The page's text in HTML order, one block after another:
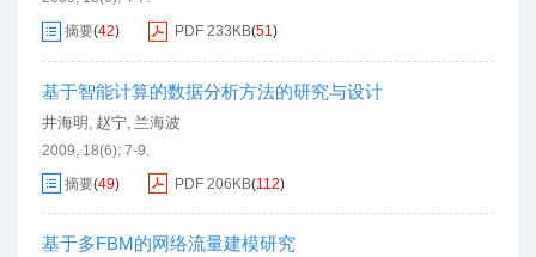
摘要(42) PDF 233KB(51)
基于智能计算的数据分析方法的研究与设计
井海明 赵宁 兰海波
2009, 18(6): 7-9.
摘要(49) PDF 206KB(112)
基于多FBM的网络流量建模研究